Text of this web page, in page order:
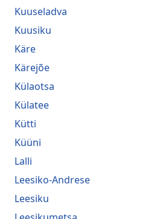
Kuuseladva
Kuusiku
Käre
Kärejõe
Külaotsa
Külatee
Kütti
Küüni
Lalli
Leesiko-Andrese
Leesiku